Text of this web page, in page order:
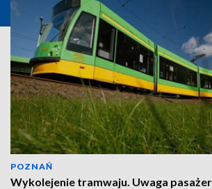
POZNAŃ
Wykolejenie tramwaju. Uwaga